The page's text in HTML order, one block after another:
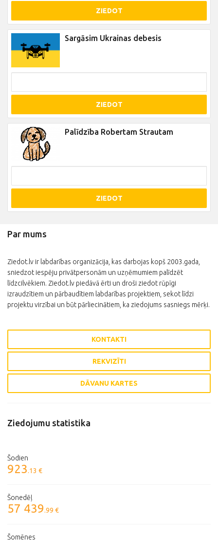
ZIEDOT
Sargāsim Ukrainas debesis
ZIEDOT
Palīdzība Robertam Strautam
ZIEDOT
Par mums
Ziedot.lv ir labdarības organizācija, kas darbojas kopš 2003.gada,
sniedzot iespēju privātpersonām un uzņēmumiem palīdzēt
līdzcilvēkiem. Ziedot.lv piedāvā ērti un droši ziedot rūpīgi
izraudzītiem un pārbaudītiem labdarības projektiem, sekot līdzi
projektu virzībai un būt pārliecinātiem, ka ziedojums sasniegs mērķi.
KONTAKTI
REKVIZĪTI
DĀVANU KARTES
Ziedojumu statistika
Šodien
923.13 €
Šonedēļ
57 439.99 €
Šomēnes